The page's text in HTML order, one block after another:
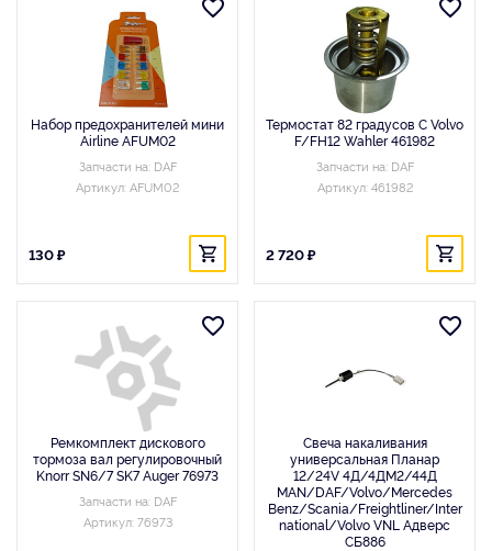
Набор предохранителей мини
Airline AFUM02
Запчасти на: DAF
Артикул: AFUM02
130 ₽
Термостат 82 градусов C Volvo
F/FH12 Wahler 461982
Запчасти на: DAF
Артикул: 461982
2 720 ₽
Ремкомплект дискового
тормоза вал регулировочный
Knorr SN6/7 SK7 Auger 76973
Запчасти на: DAF
Артикул: 76973
Свеча накаливания
универсальная Планар
12/24V 4Д/4ДМ2/44Д
MAN/DAF/Volvo/Mercedes
Benz/Scania/Freightliner/Inter
national/Volvo VNL Адверс
СБ886